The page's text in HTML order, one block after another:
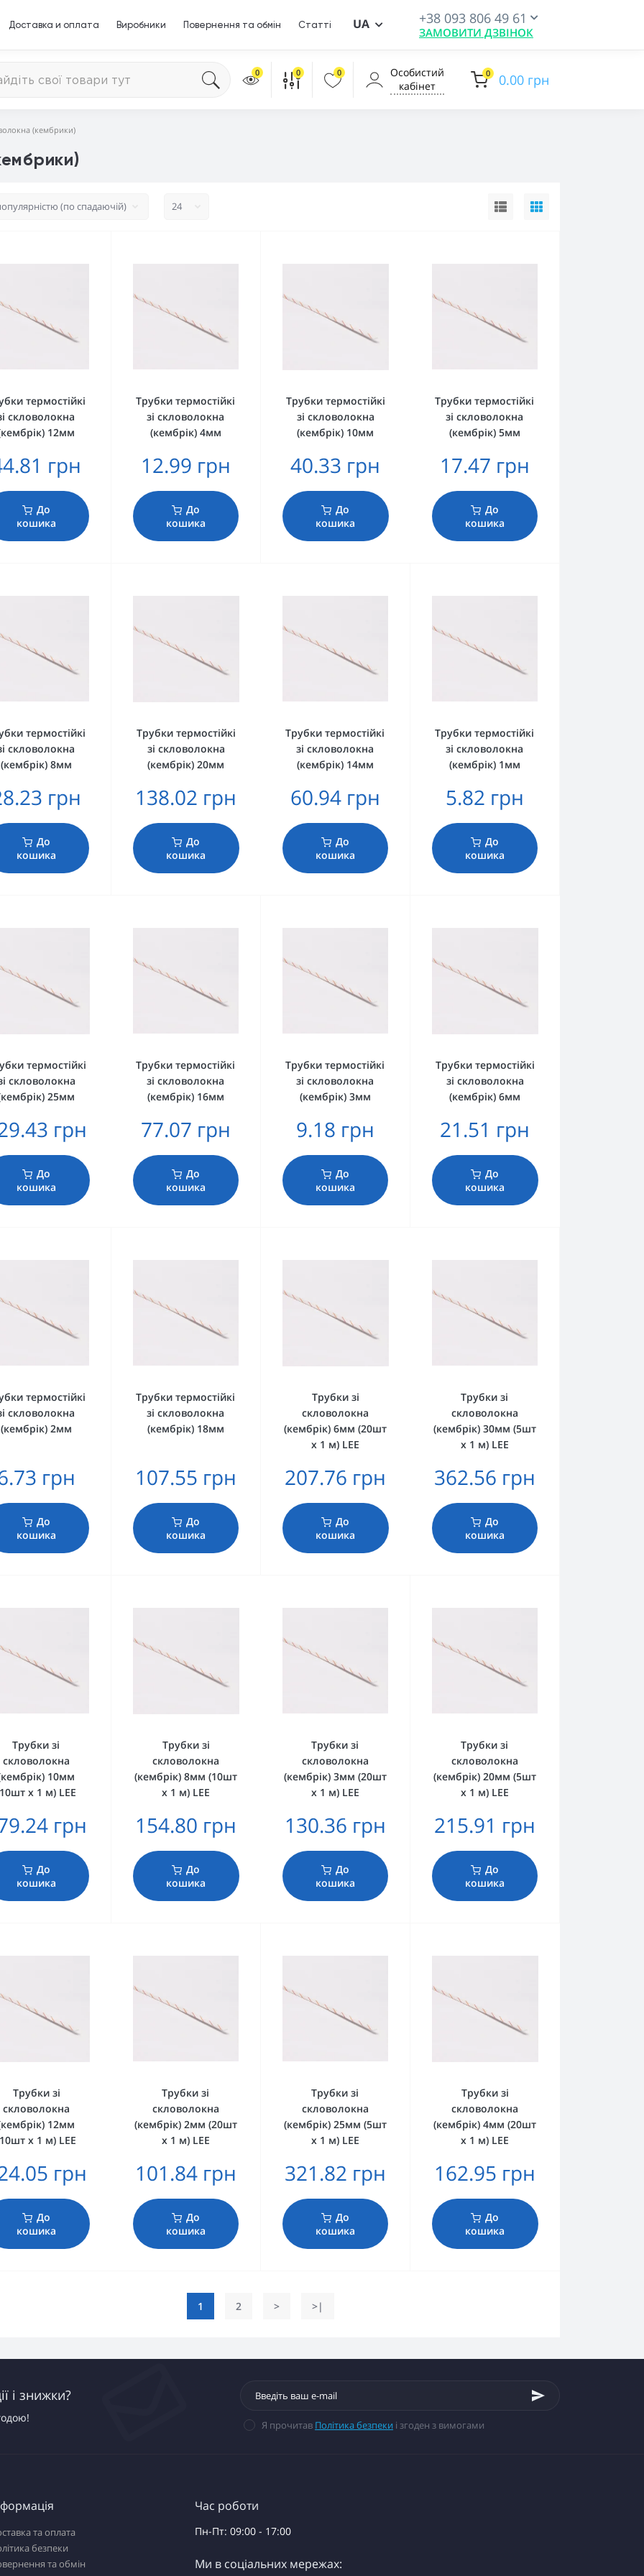
Доставка и оплата Виробники Повернення та обмін Статті UA +38 093 806 49 61
ЗАМОВИТИ ДЗВІНОК
0 0 0
Особистий
кабінет
0 0.00 грн
(кембрики)
термостійкі
скловолокна
12мм
грн
До
кошика
Трубки термостійкі
зі скловолокна
(кембрік) 4мм
12.99 грн
До
кошика
Трубки термостійкі
зі скловолокна
(кембрік) 10мм
40.33 грн
До
кошика
Трубки термостійкі
зі скловолокна
(кембрік) 5мм
17.47 грн
До
кошика
термостійкі
скловолокна
(кембрік) 8мм
грн
До
кошика
Трубки термостійкі
зі скловолокна
(кембрік) 20мм
138.02 грн
До
кошика
Трубки термостійкі
зі скловолокна
(кембрік) 14мм
60.94 грн
До
кошика
Трубки термостійкі
зі скловолокна
(кембрік) 1мм
5.82 грн
До
кошика
термостійкі
скловолокна
25мм
грн
До
кошика
Трубки термостійкі
зі скловолокна
(кембрік) 16мм
77.07 грн
До
кошика
Трубки термостійкі
зі скловолокна
(кембрік) 3мм
9.18 грн
До
кошика
Трубки термостійкі
зі скловолокна
(кембрік) 6мм
21.51 грн
До
кошика
термостійкі
скловолокна
(кембрік) 2мм
грн
До
кошика
Трубки термостійкі
зі скловолокна
(кембрік) 18мм
107.55 грн
До
кошика
Трубки зі
скловолокна
(кембрік) 6мм (20шт
х 1 м) LEE
207.76 грн
До
кошика
Трубки зі
скловолокна
(кембрік) 30мм (5шт
х 1 м) LEE
362.56 грн
До
кошика
Трубки зі
скловолокна
10мм
х 1 м) LEE
грн
До
кошика
Трубки зі
скловолокна
(кембрік) 8мм (10шт
х 1 м) LEE
154.80 грн
До
кошика
Трубки зі
скловолокна
(кембрік) 3мм (20шт
х 1 м) LEE
130.36 грн
До
кошика
Трубки зі
скловолокна
(кембрік) 20мм (5шт
х 1 м) LEE
215.91 грн
До
кошика
Трубки зі
скловолокна
12мм
х 1 м) LEE
грн
До
кошика
Трубки зі
скловолокна
(кембрік) 2мм (20шт
х 1 м) LEE
101.84 грн
До
кошика
Трубки зі
скловолокна
(кембрік) 25мм (5шт
х 1 м) LEE
321.82 грн
До
кошика
Трубки зі
скловолокна
(кембрік) 4мм (20шт
х 1 м) LEE
162.95 грн
До
кошика
1 2 > >|
і знижки?
Я прочитав Політика безпеки і згоден з вимогами
та оплата
безпеки
та обмін
Час роботи
Пн-Пт: 09:00 - 17:00
Ми в соціальних мережах: